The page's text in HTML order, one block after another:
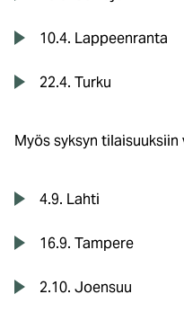
10.4. Lappeenranta
22.4. Turku
Myös syksyn
4.9. Lahti
16.9. Tampere
2.10. Joensuu